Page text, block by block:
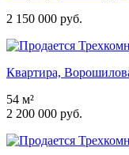
2 150 000 руб.
Квартира,
54 м²
2 200 000 руб.